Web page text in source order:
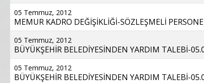
05 Temmuz, 2012
MEMUR KADRO DEĞİŞİKLİĞİ-SÖZLEŞMELİ
05 Temmuz, 2012
BÜYÜKŞEHİR BELEDİYESİNDEN YARDIM TALEBİ-
05 Temmuz, 2012
BÜYÜKŞEHİR BELEDİYESİNDEN YARDIM TALEBİ-